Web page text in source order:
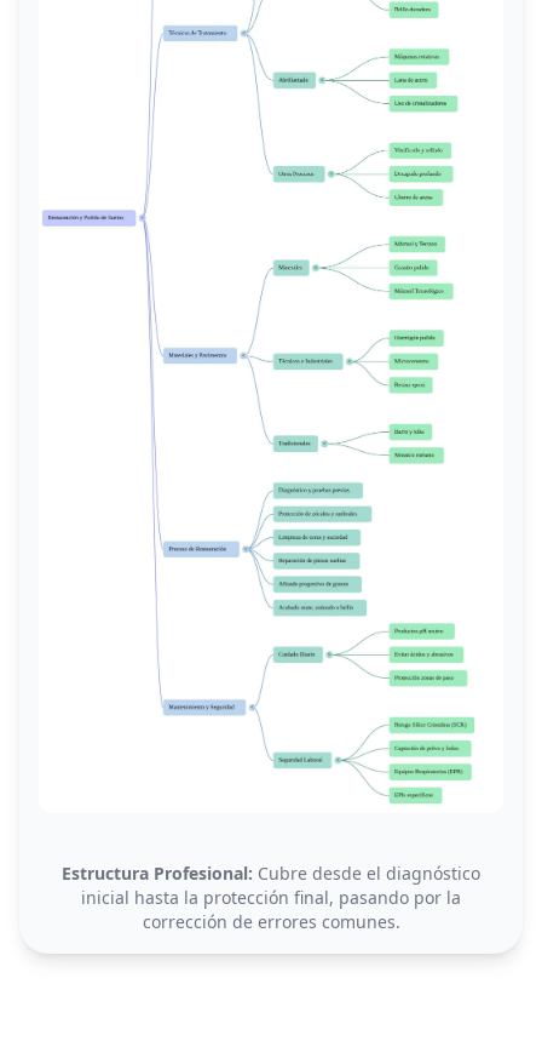
Estructura Profesional: Cubre desde el diagnóstico
inicial hasta la protección final, pasando por la
corrección de errores comunes.